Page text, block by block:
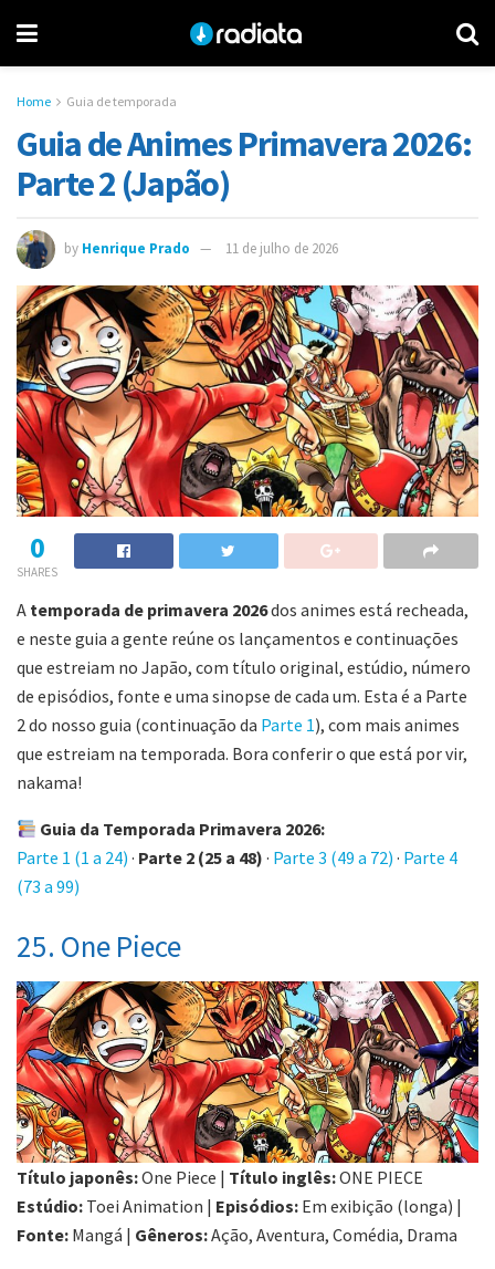
Home Guia de temporada
Guia de Animes Primavera 2026:
Parte 2 (Japão)
by Henrique Prado 11 de julho de 2026
0
SHARES
A temporada de primavera 2026dos animes está recheada,
e neste guia a gente reúne os lançamentos e continuações
que estreiam no Japão, com título original, estúdio, número
de episódios, fonte e uma sinopse de cada um. Esta é a Parte
2 do nosso guia (continuação da Parte 1), com mais animes
que estreiam na temporada. Bora conferir o que está por vir,
nakama!
Guia da Temporada Primavera 2026:
Parte 1 (1 a 24) · Parte 2 (25 a 48) · Parte 3 (49 a 72) · Parte 4
(73 a 99)
25. One Piece
Título japonês:One Piece | Título inglês:ONE PIECE
Estúdio: Toei Animation | Episódios: Em exibição (longa) |
Fonte: Mangá | Gêneros:Ação, Aventura, Comédia, Drama